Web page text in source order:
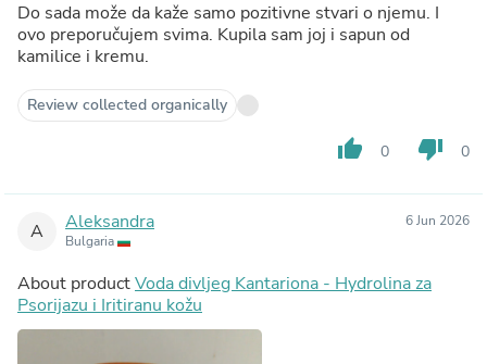
Do sada može da kaže samo pozitivne stvari o njemu. I
ovo preporučujem svima. Kupila sam joj i sapun od
kamilice i kremu.
Review collected organically
thumb_up 0 thumb_down 0
A Aleksandra
Bulgaria
6 Jun 2026
About productVoda divljeg Kantariona - Hydrolina za
Psorijazu i Iritiranu kožu